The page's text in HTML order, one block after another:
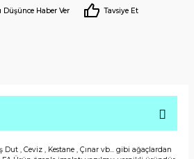
Düşünce Haber Ver Tavsiye Et
, Ceviz , Kestane , Çınar vb... gibi ağaçlardan